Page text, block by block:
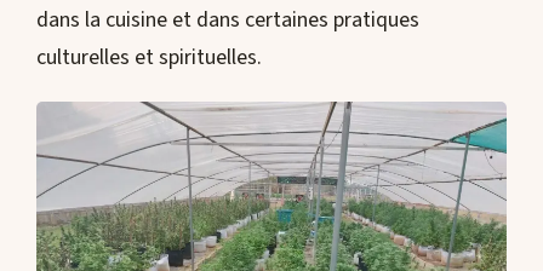
dans la cuisine et dans certaines pratiques
culturelles et spirituelles.